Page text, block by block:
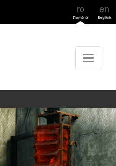
ro
Română
en
English